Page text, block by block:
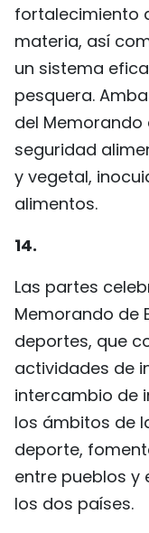
fortalecimiento
materia, así
un sistema
pesquera.
del Memorando
seguridad
y vegetal,
alimentos.
14.
Las partes
Memorando de
deportes, que
actividades de
intercambio de
los ámbitos de
deporte,
entre pueblos y
los dos países.